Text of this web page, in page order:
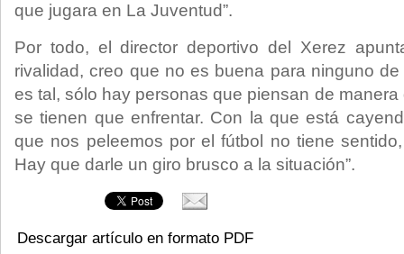
que jugara en La Juventud”.
Por todo, el director deportivo del Xerez
rivalidad, creo que no es buena para ninguno
es tal, sólo hay personas que piensan de
se tienen que enfrentar. Con la que está
que nos peleemos por el fútbol no tiene
Hay que darle un giro brusco a la situación”.
Descargar artículo en formato PDF